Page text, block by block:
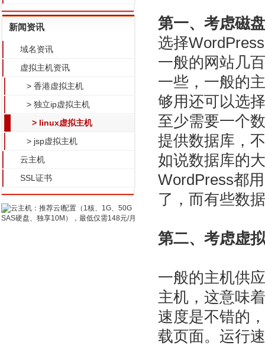
新闻资讯
域名资讯
虚拟主机资讯
> 香港虚拟主机
> 独立ip虚拟主机
> linux虚拟主机
> jsp虚拟主机
云主机
SSL证书
第一、考虑磁
选择
一般的网站几
一些，一般的
够用还可以选
至少需要一个
提供数据库，
如说数据库的
WordPress都
了，而有些数
第二、考虑虚
一般的主机供
主机，这意味
速度是不错的
载页面。运行